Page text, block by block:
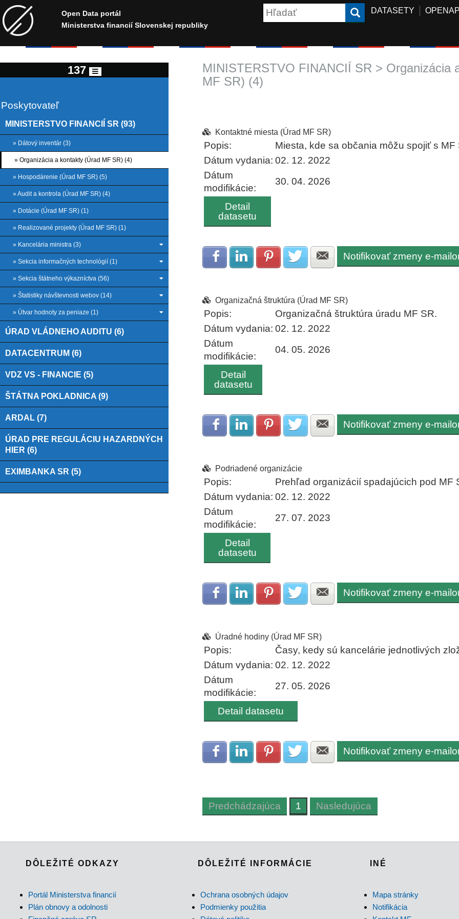
Open Data portál
Ministerstva financií Slovenskej republiky
DATASETY OPENAPI
137
Poskytovateľ
MINISTERSTVO FINANCIÍ SR (93)
» Dátový inventár (3)
» Organizácia a kontakty (Úrad MF SR) (4)
» Hospodárenie (Úrad MF SR) (5)
» Audit a kontrola (Úrad MF SR) (4)
» Dotácie (Úrad MF SR) (1)
» Realizované projekty (Úrad MF SR) (1)
» Kancelária ministra (3)
» Sekcia informačných technológií (1)
» Sekcia štátneho výkazníctva (56)
» Štatistiky návštevnosti webov (14)
» Útvar hodnoty za peniaze (1)
ÚRAD VLÁDNEHO AUDITU (6)
DATACENTRUM (6)
VDZ VS - FINANCIE (5)
ŠTÁTNA POKLADNICA (9)
ARDAL (7)
ÚRAD PRE REGULÁCIU HAZARDNÝCH
HIER (6)
EXIMBANKA SR (5)
MINISTERSTVO FINANCIÍ SR > Organizácia
MF SR) (4)
Kontaktné miesta (Úrad MF SR)
Popis:
Miesta, kde sa občania môžu spojiť s MF
Dátum vydania: 02. 12. 2022
Dátum
modifikácie:
30. 04. 2026
Detail
datasetu
Zdielať na Facebook
Zdielať na LinkedIn
Zdielať na Pinterest
Zdielať na Twitter
Zdielať na E-mail
Notifikovať zmeny e-
Organizačná štruktúra (Úrad MF SR)
Popis:
Organizačná štruktúra úradu MF SR.
Dátum vydania: 02. 12. 2022
Dátum
modifikácie:
04. 05. 2026
Detail
datasetu
Zdielať na Facebook
Zdielať na LinkedIn
Zdielať na Pinterest
Zdielať na Twitter
Zdielať na E-mail
Notifikovať zmeny e-
Podriadené organizácie
Popis:
Prehľad organizácií spadajúcich pod MF
Dátum vydania: 02. 12. 2022
Dátum
modifikácie:
27. 07. 2023
Detail
datasetu
Zdielať na Facebook
Zdielať na LinkedIn
Zdielať na Pinterest
Zdielať na Twitter
Zdielať na E-mail
Notifikovať zmeny e-
Úradné hodiny (Úrad MF SR)
Popis:
Časy, kedy sú kancelárie jednotlivých
Dátum vydania: 02. 12. 2022
Dátum
modifikácie:
27. 05. 2026
Detail datasetu
Zdielať na Facebook
Zdielať na LinkedIn
Zdielať na Pinterest
Zdielať na Twitter
Zdielať na E-mail
Notifikovať zmeny e-
Predchádzajúca 1 Nasledujúca
DÔLEŽITÉ ODKAZY
Portál Ministerstva financií
Plán obnovy a odolnosti
DÔLEŽITÉ INFORMÁCIE
Ochrana osobných údajov
Podmienky použitia
INÉ
Mapa stránky
Notifikácia